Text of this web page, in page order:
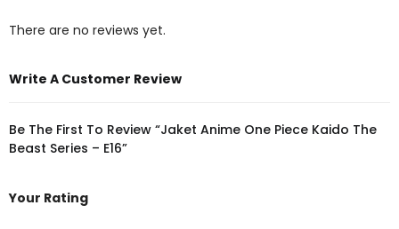
There are no reviews yet.
Write A Customer Review
Be The First To Review “Jaket Anime One Piece Kaido The
Beast Series – E16”
Your Rating